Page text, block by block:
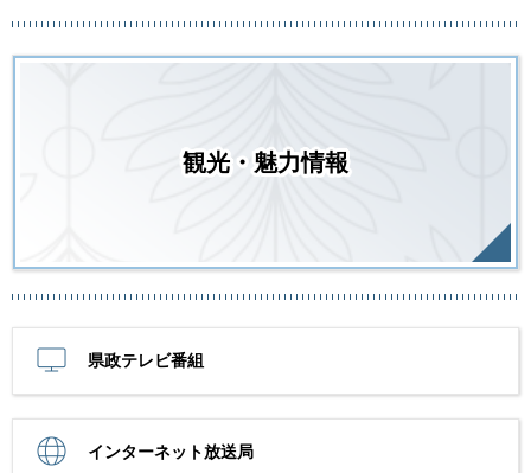
観光・魅力情報
県政テレビ番組
インターネット放送局